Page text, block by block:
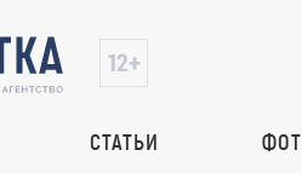
СТАТЬИ